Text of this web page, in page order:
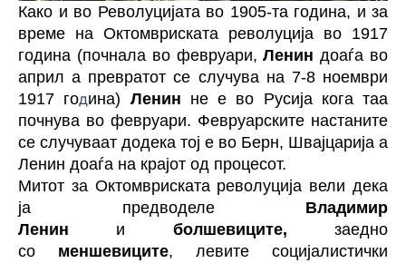
Како и во Револуцијата во 1905-та година, и за
време на Октомвриската револуција во 1917
година (почнала во февруари, Ленин доаѓа во
април а превратот се случува на 7-8 ноември
1917 година) Ленин не е во Русија кога таа
почнува во февруари. Февруарските настаните
се случуваат додека тој е во Берн, Швајцарија а
Ленин доаѓа на крајот од процесот.
Митот за Октомвриската револуција вели дека
ја предводеле Владимир
Ленин
и болшевиците,
заедно
со
меншевиците, левите социјалистички